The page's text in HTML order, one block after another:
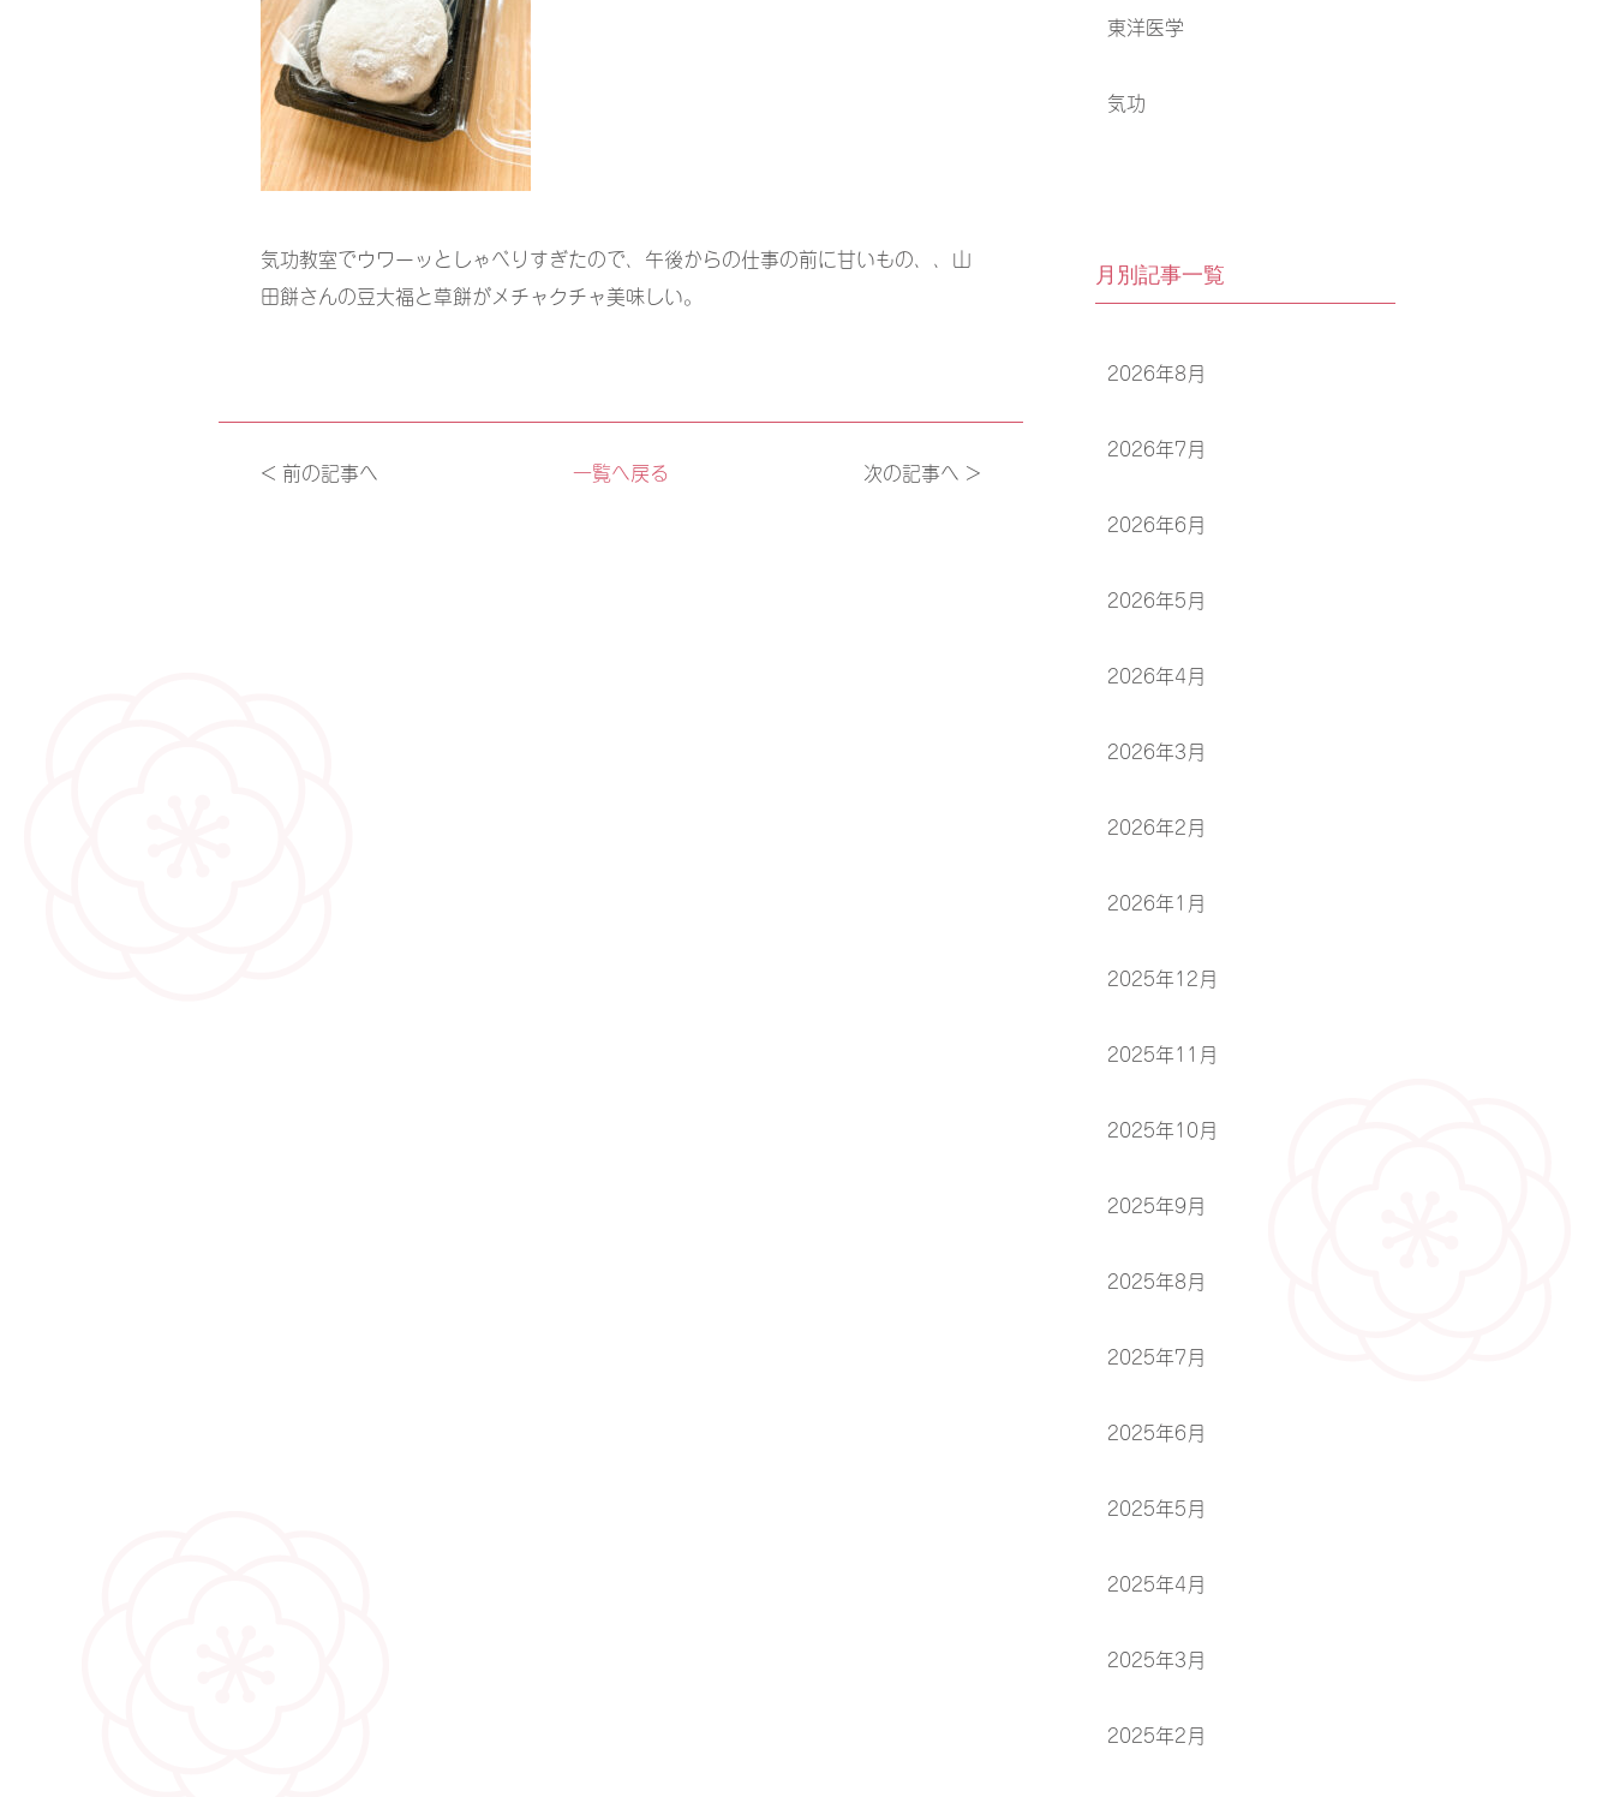
気功教室でウワーッとしゃべりすぎたので、午後からの仕事の前に甘いもの、、山
田餅さんの豆大福と草餅がメチャクチャ美味しい。
< 前の記事へ 一覧へ戻る 次の記事へ >
東洋医学
気功
月別記事一覧
2026年8月
2026年7月
2026年6月
2026年5月
2026年4月
2026年3月
2026年2月
2026年1月
2025年12月
2025年11月
2025年10月
2025年9月
2025年8月
2025年7月
2025年6月
2025年5月
2025年4月
2025年3月
2025年2月